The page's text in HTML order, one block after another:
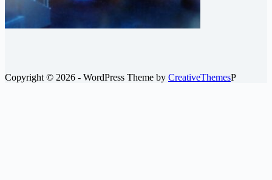
Copyright © 2026 - WordPress Theme by CreativeThemesP